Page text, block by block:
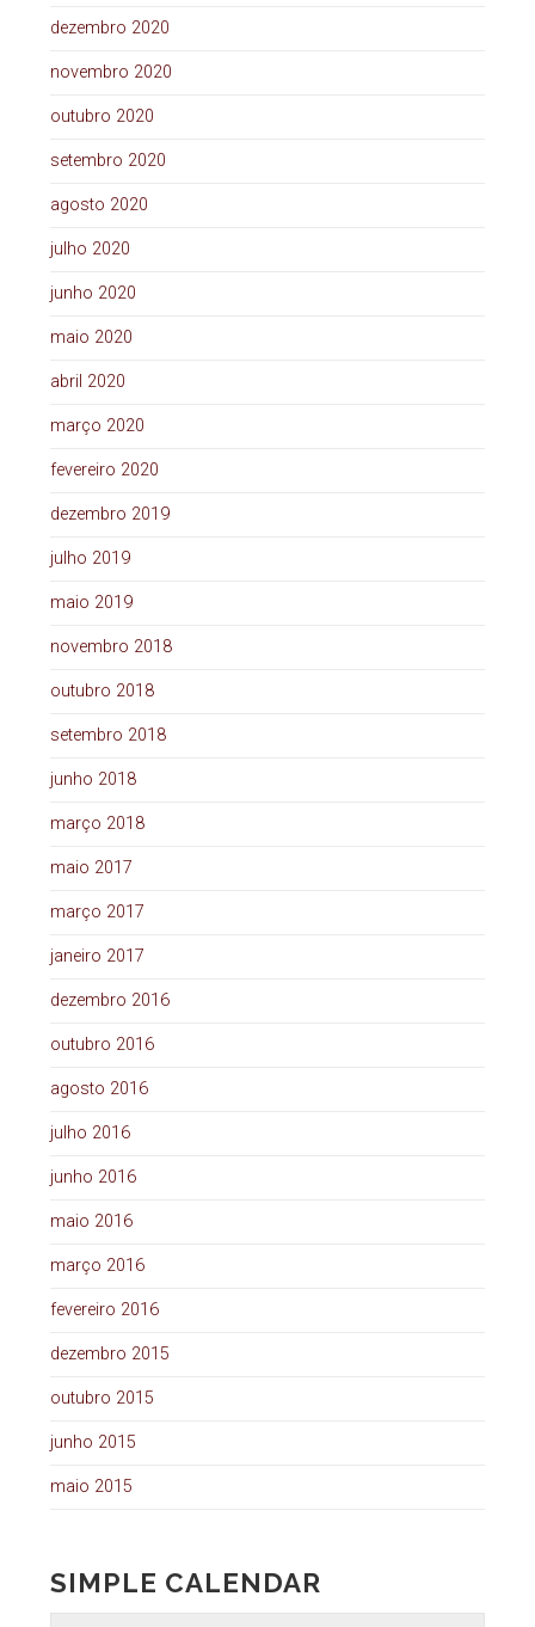
dezembro 2020
novembro 2020
outubro 2020
setembro 2020
agosto 2020
julho 2020
junho 2020
maio 2020
abril 2020
março 2020
fevereiro 2020
dezembro 2019
julho 2019
maio 2019
novembro 2018
outubro 2018
setembro 2018
junho 2018
março 2018
maio 2017
março 2017
janeiro 2017
dezembro 2016
outubro 2016
agosto 2016
julho 2016
junho 2016
maio 2016
março 2016
fevereiro 2016
dezembro 2015
outubro 2015
junho 2015
maio 2015
SIMPLE CALENDAR